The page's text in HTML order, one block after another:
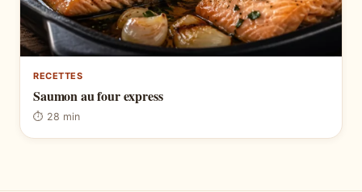
RECETTES
Saumon au four express
⏱ 28 min